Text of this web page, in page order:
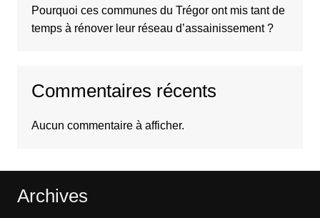
Pourquoi ces communes du Trégor ont mis tant de
temps à rénover leur réseau d’assainissement ?
Commentaires récents
Aucun commentaire à afficher.
Archives